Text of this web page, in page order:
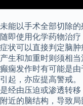
未能以手术全部切除
随即使用化学药物治
症状可以直接判定脑
产生和加重时则须相
癫痫发作时有可能是
引起，亦应提高警戒
是经由压迫或渗透转
附近的脑结构，导致